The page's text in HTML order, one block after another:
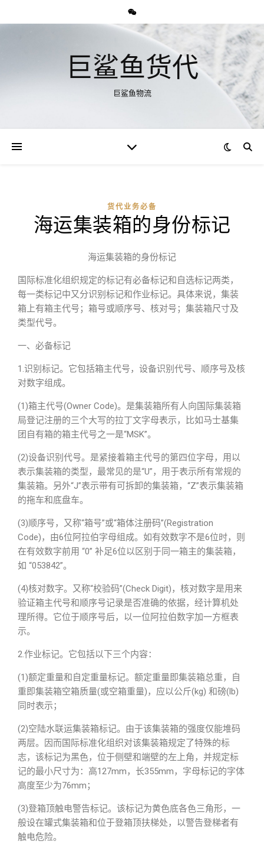
巨鲨鱼货代
巨鲨鱼物流
货代业务必备
海运集装箱的身份标记
海运集装箱的身份标记
国际标准化组织规定的标记有必备标记和自选标记两类，
每一类标记中又分识别标记和作业标记。具体来说，集装
箱上有箱主代号；箱号或顺序号、核对号；集装箱尺寸及
类型代号。
一、必备标记
1.识别标记。它包括箱主代号，设备识别代号、顺序号及核
对数字组成。
(1)箱主代号(Owner Code)。是集装箱所有人向国际集装箱
局登记注册的三个大写的拉丁文字母表示，比如马士基集
团自有箱的箱主代号之一是“MSK”。
(2)设备识别代号。是紧接着箱主代号的第四位字母，用以
表示集装箱的类型，最常见的是“U”，用于表示所有常规的
集装箱。另外“J”表示带有可拆卸的集装箱，“Z”表示集装箱
的拖车和底盘车。
(3)顺序号，又称“箱号”或“箱体注册码”(Registration
Code)，由6位阿拉伯字母组成。如有效数字不是6位时，则
在有效数字前用 “0” 补足6位以区别于同一箱主的集装箱，
如 “053842”。
(4)核对数字。又称“校验码”(Check Digit)，核对数字是用来
验证箱主代号和顺序号记录是否准确的依据，经计算机处
理所得。它位于顺序号后，以一位阿拉伯数字加一方框表
示。
2.作业标记。它包括以下三个内容：
(1)额定重量和自定重量标记。额定重量即集装箱总重，自
重即集装箱空箱质量(或空箱重量)，应以公斤(kg) 和磅(lb)
同时表示；
(2)空陆水联运集装箱标记。由于该集装箱的强度仅能堆码
两层。因而国际标准化组织对该集装箱规定了特殊的标
志，该标记为黑色，位于侧壁和端壁的左上角，并规定标
记的最小尺寸为：高127mm，长355mm，字母标记的字体
高度至少为76mm；
(3)登箱顶触电警告标记。该标记为黄色底各色三角形，一
般设在罐式集装箱和位于登箱顶扶梯处，以警告登梯者有
触电危险。